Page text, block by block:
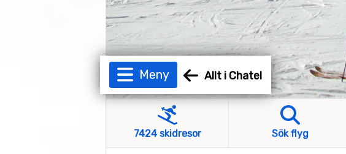
Meny Allt i Chatel
7424 skidresor Sök flyg